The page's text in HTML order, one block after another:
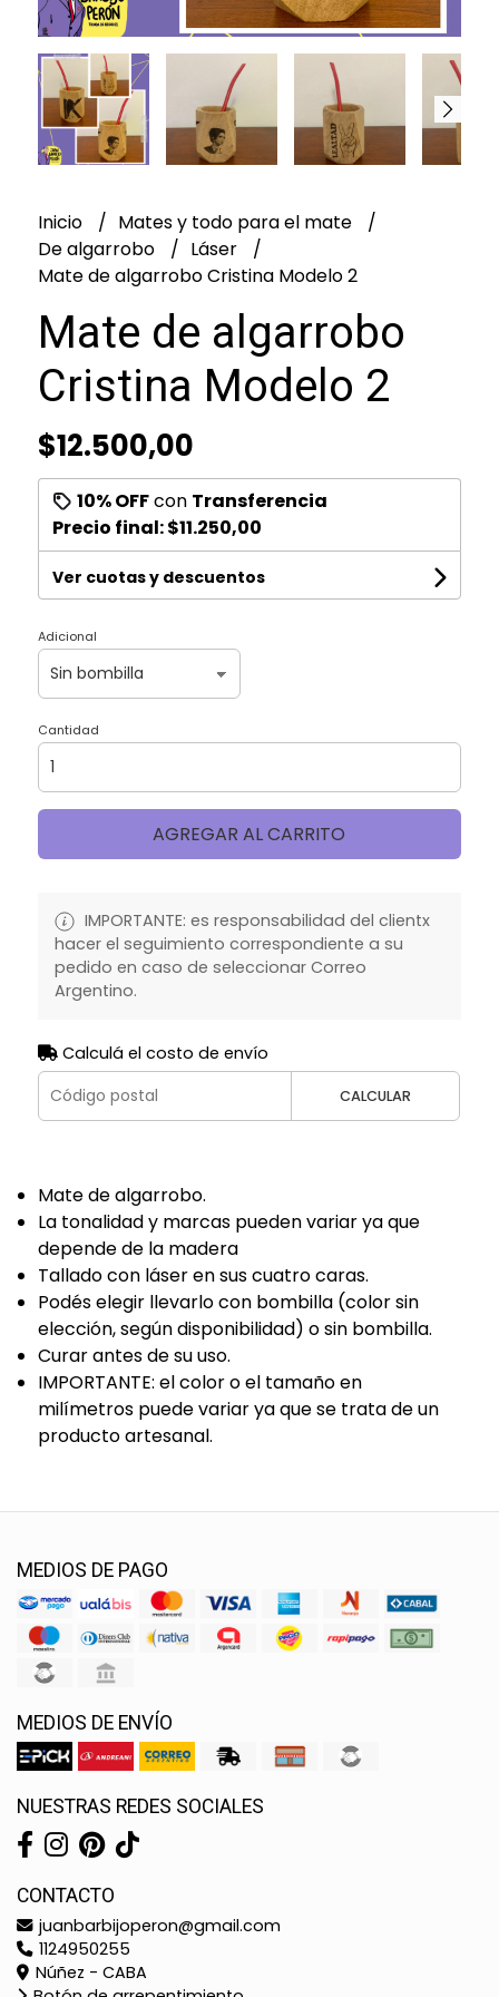
Inicio
Mates y todo para el mate
De algarrobo
Láser
Mate de algarrobo Cristina Modelo 2
Mate de algarrobo
Cristina Modelo 2
$12.500,00
10% OFFcon Transferencia
Precio final:$11.250,00
Ver cuotas y descuentos
Adicional
Cantidad
AGREGAR AL CARRITO
IMPORTANTE: es responsabilidad del clientx
hacer el seguimiento correspondiente a su
pedido en caso de seleccionar Correo
Argentino.
Calculá el costo de envío
CALCULAR
Mate de algarrobo.
La tonalidad y marcas pueden variar ya que
depende de la madera
Tallado con láser en sus cuatro caras.
Podés elegir llevarlo con bombilla (color sin
elección, según disponibilidad) o sin bombilla.
Curar antes de su uso.
IMPORTANTE: el color o el tamaño en
milímetros puede variar ya que se trata de un
producto artesanal.
MEDIOS DE PAGO
MEDIOS DE ENVÍO
NUESTRAS REDES SOCIALES
CONTACTO
juanbarbijoperon@gmail.com
1124950255
Núñez - CABA